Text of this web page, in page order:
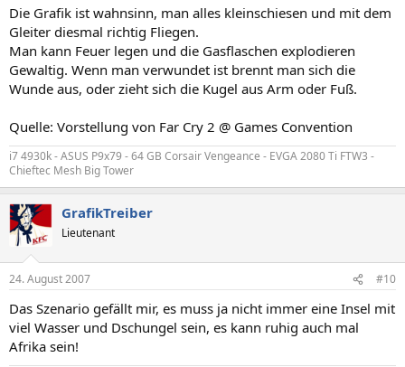
Die Grafik ist wahnsinn, man alles kleinschiesen und mit dem
Gleiter diesmal richtig Fliegen.
Man kann Feuer legen und die Gasflaschen explodieren
Gewaltig. Wenn man verwundet ist brennt man sich die
Wunde aus, oder zieht sich die Kugel aus Arm oder Fuß.
Quelle: Vorstellung von Far Cry 2 @ Games Convention
i7 4930k - ASUS P9x79 - 64 GB Corsair Vengeance - EVGA 2080 Ti FTW3 -
Chieftec Mesh Big Tower
GrafikTreiber
Lieutenant
24. August 2007 #10
Das Szenario gefällt mir, es muss ja nicht immer eine Insel mit
viel Wasser und Dschungel sein, es kann ruhig auch mal
Afrika sein!